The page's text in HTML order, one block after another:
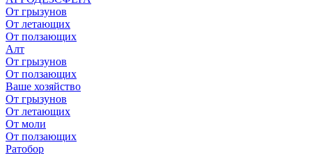
От грызунов
От летающих
От ползающих
Алт
От грызунов
От ползающих
Ваше хозяйство
От грызунов
От летающих
От моли
От ползающих
Ратобор